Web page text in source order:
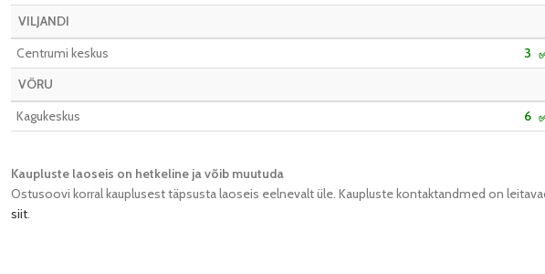
VILJANDI
Centrumi keskus
3
VÕRU
Kagukeskus
6
Kaupluste laoseis on hetkeline ja võib muutuda​
Ostusoovi korral kauplusest täpsusta laoseis eelnevalt üle. Kaupluste kontaktandmed on
siit.